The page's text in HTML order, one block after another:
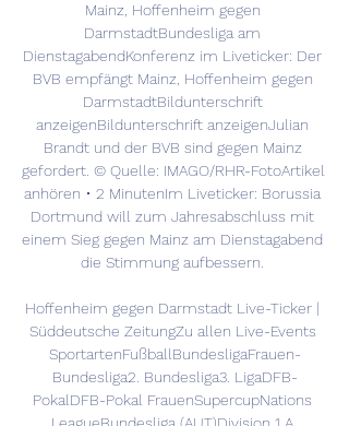
Mainz, Hoffenheim gegen
DarmstadtBundesliga am
DienstagabendKonferenz im Liveticker: Der
BVB empfängt Mainz, Hoffenheim gegen
DarmstadtBildunterschrift
anzeigenBildunterschrift anzeigenJulian
Brandt und der BVB sind gegen Mainz
gefordert. © Quelle: IMAGO/RHR-FotoArtikel
anhören • 2 MinutenIm Liveticker: Borussia
Dortmund will zum Jahresabschluss mit
einem Sieg gegen Mainz am Dienstagabend
die Stimmung aufbessern.
Hoffenheim gegen Darmstadt Live-Ticker |
Süddeutsche ZeitungZu allen Live-Events
SportartenFußballBundesligaFrauen-
Bundesliga2. Bundesliga3. LigaDFB-
PokalDFB-Pokal FrauenSupercupNations